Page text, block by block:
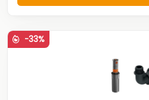
-33%